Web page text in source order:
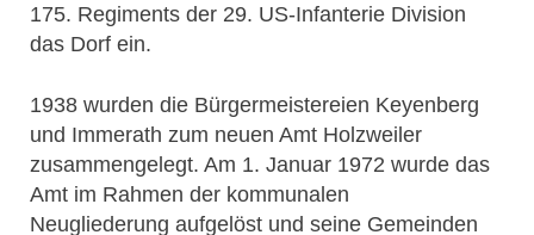
175. Regiments der 29. US-Infanterie Division
das Dorf ein.
1938 wurden die Bürgermeistereien Keyenberg
und Immerath zum neuen Amt Holzweiler
zusammengelegt. Am 1. Januar 1972 wurde das
Amt im Rahmen der kommunalen
Neugliederung aufgelöst und seine Gemeinden